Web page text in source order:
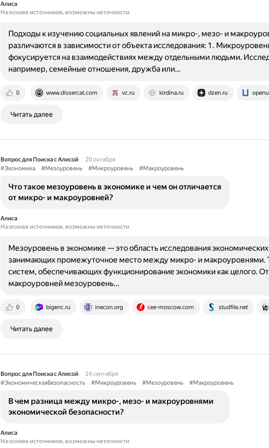
Алиса
На основе источников, возможны неточности
0 www.dissercat.com vc.ru kirdina.ru dzen.ru
Подходы к изучению социальных явлений на микро-, мезо- и
различаются в зависимости от объекта исследования: 1.
фокусируется на взаимодействиях между отдельными людьми.
например, семейные отношения, дружба или…
Читать далее
Вопрос для Поиска с Алисой
20 октября
#Экономика
#Мезоуровень #Микроуровень #Макроуровень
Что такое мезоуровень в экономике и чем он отличается
от микро- и макроуровней?
Алиса
На основе источников, возможны неточности
0 bigenc.ru inecon.org cee-moscow.com studfile.net
Мезоуровень в экономике — это область исследования
занимающих промежуточное место между микро- и макроуровнями.
систем, обеспечивающих функционирование экономики как целого.
макроуровней мезоуровень…
Читать далее
Вопрос для Поиска с Алисой
24 сентября
#ЭкономическаяБезопасность
#Микроуровень #Мезоуровень #Макроуровень
В чем разница между микро-, мезо- и макроуровнями
экономической безопасности?
Алиса
На основе источников, возможны неточности